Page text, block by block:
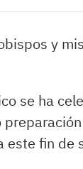
y
se ha
este fin de